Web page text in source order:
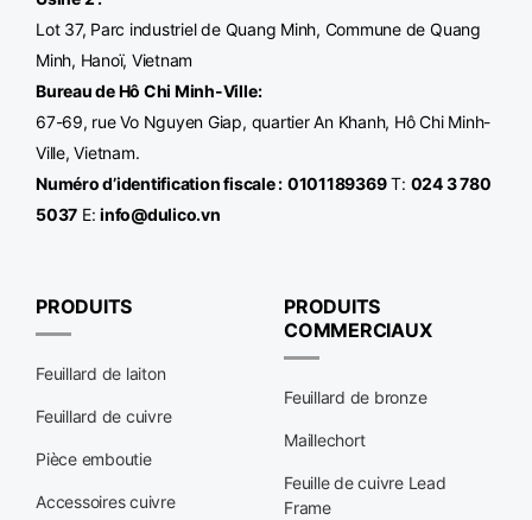
Lot 37, Parc industriel de Quang Minh, Commune de Quang
Minh, Hanoï, Vietnam
Bureau de Hô Chi Minh-Ville:
67-69, rue Vo Nguyen Giap, quartier An Khanh, Hô Chi Minh-
Ville, Vietnam.
Numéro d’identification fiscale : 0101189369T: 024 3 780
5037 E:info@dulico.vn
PRODUITS
Feuillard de laiton
Feuillard de cuivre
Pièce emboutie
Accessoires cuivre
PRODUITS
COMMERCIAUX
Feuillard de bronze
Maillechort
Feuille de cuivre Lead
Frame